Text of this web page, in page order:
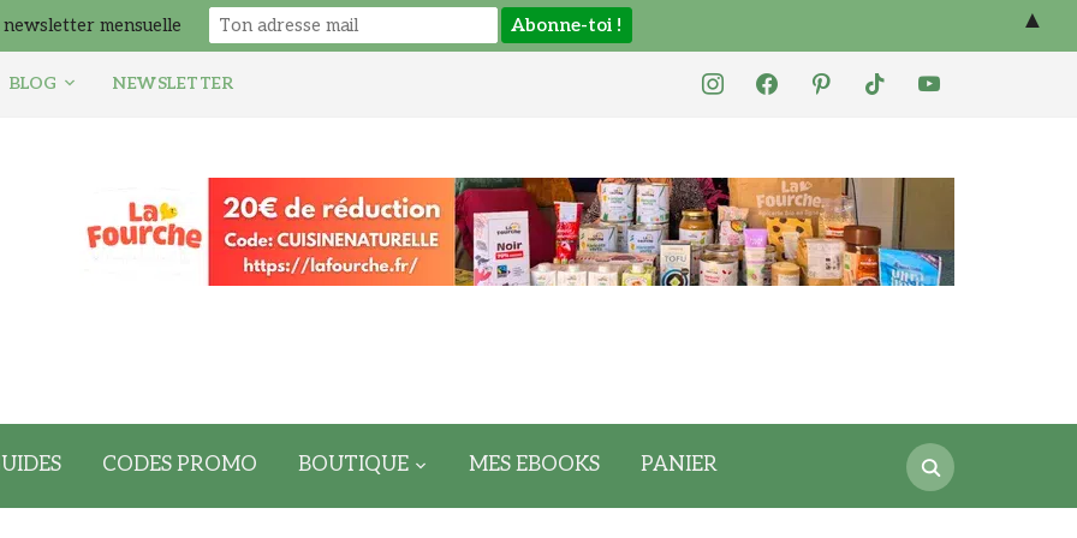
instagramfacebookpinteresttiktok youtube
BLOG NEWSLETTER
Search
for:
CODES PROMO BOUTIQUE MES EBOOKS PANIER
newsletter mensuelle ▲